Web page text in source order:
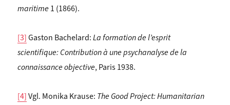
maritime1 (1866).
[3]Gaston Bachelard:La formation de l’esprit
scientifique: Contribution à une psychanalyse de la
connaissance objective, Paris 1938.
[4]Vgl. Monika Krause: The Good Project: Humanitarian